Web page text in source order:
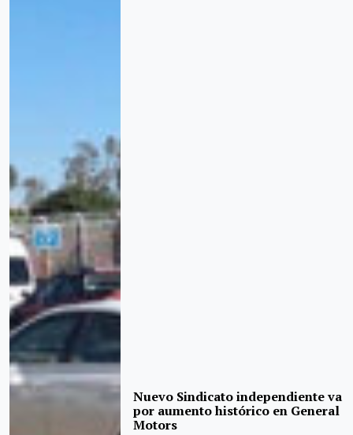
Nuevo Sindicato independiente va
por aumento histórico en General
Motors